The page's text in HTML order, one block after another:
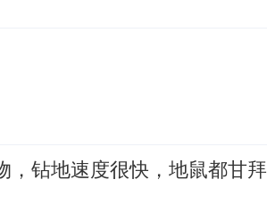
，钻地速度很快，地鼠都甘拜